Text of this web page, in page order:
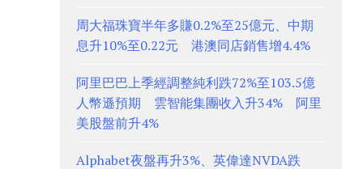
周大福珠寶半年多賺0.2%至25億元、中期
息升10%至0.22元 港澳同店銷售增4.4%
阿里巴巴上季經調整純利跌72%至103.5億
人幣遜預期 雲智能集團收入升34% 阿里
美股盤前升4%
Alphabet夜盤再升3%、英偉達NVDA跌